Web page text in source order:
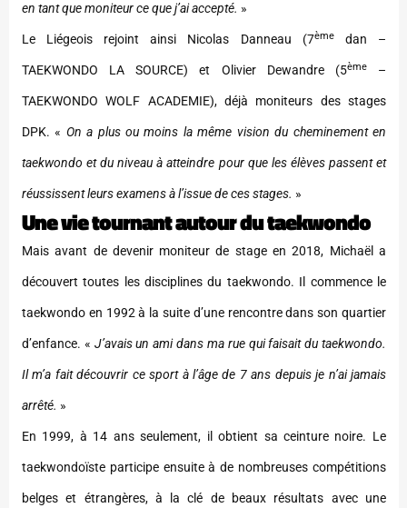
en tant que moniteur ce que j’ai accepté. »
Le Liégeois rejoint ainsi Nicolas Danneau (7èmedan –
TAEKWONDO LA SOURCE) et Olivier Dewandre (5ème–
TAEKWONDO WOLF ACADEMIE), déjà moniteurs des stages
DPK. « On a plus ou moins la même vision du cheminement en
taekwondo et du niveau à atteindre pour que les élèves passent et
réussissent leurs examens à l’issue de ces stages. »
Une vie tournant autour du taekwondo
Mais avant de devenir moniteur de stage en 2018, Michaël a
découvert toutes les disciplines du taekwondo. Il commence le
taekwondo en 1992 à la suite d’une rencontre dans son quartier
d’enfance. « J’avais un ami dans ma rue qui faisait du taekwondo.
Il m’a fait découvrir ce sport à l’âge de 7 ans depuis je n’ai jamais
arrêté. »
En 1999, à 14 ans seulement, il obtient sa ceinture noire. Le
taekwondoïste participe ensuite à de nombreuses compétitions
belges et étrangères, à la clé de beaux résultats avec une